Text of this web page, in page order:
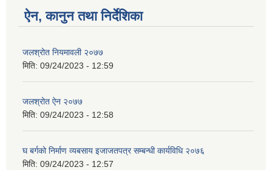
ऐन, कानुन तथा निर्देशिका
जलश्रोत नियमावली २०७७
मिति: 09/24/2023 - 12:59
जलश्रोत ऐन २०७७
मिति: 09/24/2023 - 12:58
घ बर्गको निर्माण व्यबसाय इजाजतपत्र सम्बन्धी कार्यविधि २०७६
मिति: 09/24/2023 - 12:57